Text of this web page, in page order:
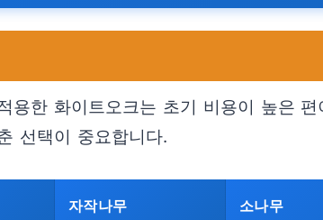
한 화이트오크는 초기 비용이 높은
선택이 중요합니다.
자작나무 소나무